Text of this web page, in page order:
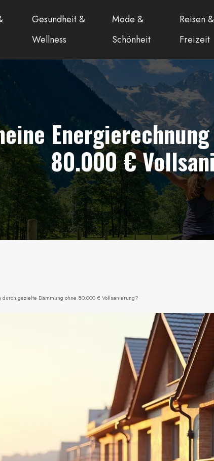
Gesundheit &
Wellness
Mode &
Schönheit
Reisen &
Freizeit
80.000 €
gezielte Dämmung ohne 80.000 € Vollsanierung?